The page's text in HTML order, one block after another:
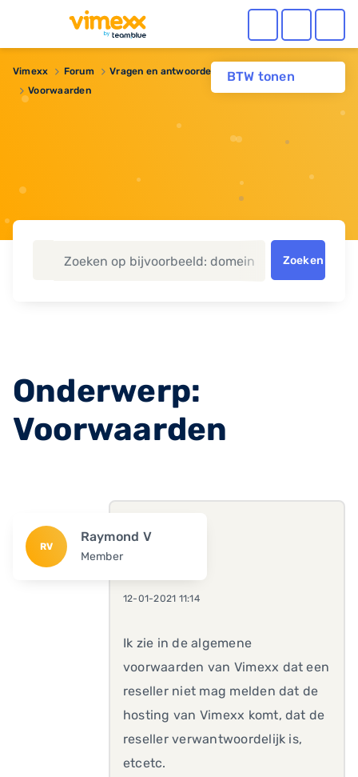
BTW tonen
Vimexx Forum Vragen en antwoorden
Reseller hosting
Voorwaarden
Zoeken
Onderwerp:
Voorwaarden
RV
Raymond V
Member
12-01-2021 11:14
Ik zie in de algemene
voorwaarden van Vimexx dat een
reseller niet mag melden dat de
hosting van Vimexx komt, dat de
reseller verwantwoordelijk is,
etcetc.